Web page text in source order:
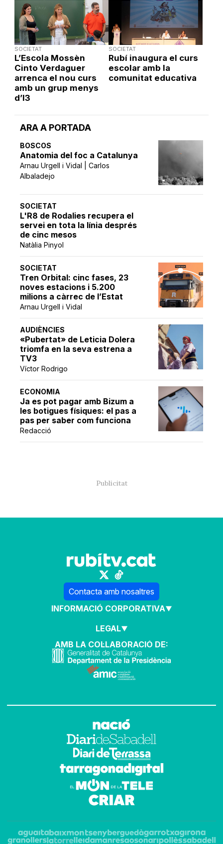
ARA A PORTADA
BOSCOS
Anatomia del foc a Catalunya
Arnau Urgell i Vidal | Carlos
Albaladejo
SOCIETAT
L'R8 de Rodalies recupera el
servei en tota la línia després
de cinc mesos
Natàlia Pinyol
SOCIETAT
Tren Orbital: cinc fases, 23
noves estacions i 5.200
milions a càrrec de l’Estat
Arnau Urgell i Vidal
AUDIÈNCIES
«Pubertat» de Leticia Dolera
triomfa en la seva estrena a
TV3
Víctor Rodrigo
ECONOMIA
Ja es pot pagar amb Bizum a
les botigues físiques: el pas a
pas per saber com funciona
Redacció
SOCIETAT
L’Escola Mossèn
Cinto Verdaguer
arrenca el nou curs
amb un grup menys
d’I3
SOCIETAT
Rubí inaugura el curs
escolar amb la
comunitat educativa
Contacta amb nosaltres
INFORMACIÓ CORPORATIVA
LEGAL
AMB LA COL·LABORACIÓ DE: